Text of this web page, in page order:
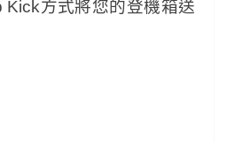
Kick方式將您的登機箱送